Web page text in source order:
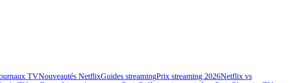
TVNouveautés NetflixGuides streamingPrix streaming 2026Netflix vs